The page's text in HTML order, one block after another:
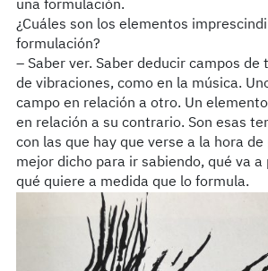
una formulación.
¿Cuáles son los elementos
formulación?
– Saber ver. Saber deducir campos de
de vibraciones, como en la música.
campo en relación a otro. Un
en relación a su contrario. Son esas
con las que hay que verse a la hora
mejor dicho para ir sabiendo, qué va a
qué quiere a medida que lo formula.